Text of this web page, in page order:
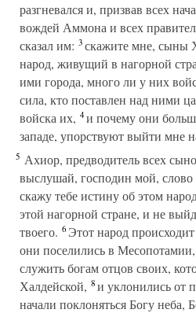
разгневался и, призвав всех
вождей Аммона и всех
сказал им: 3скажите мне, сыны
народ, живущий в нагорной
ими города, много ли у них
сила, кто поставлен над ними
войска их, 4и почему они
западе, упорствуют выйти мне
5 Ахиор, предводитель всех
выслушай, господин мой, слово
скажу тебе истину об этом
этой нагорной стране, и не
твоего. 6Этот народ
они поселились в
служить богам отцов своих,
Халдейской, 8и уклонились от
начали поклоняться Богу неба,